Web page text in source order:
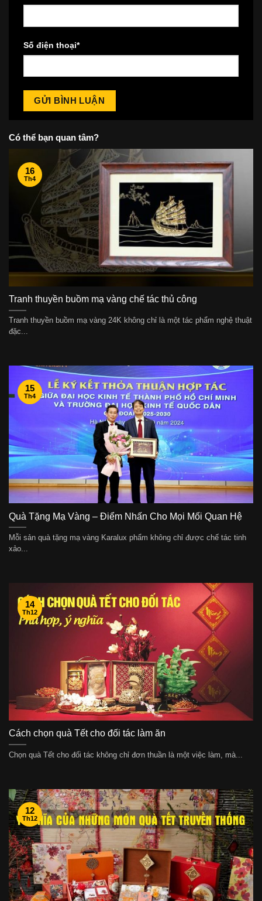
Số điện thoại*
Có thể bạn quan tâm?
Tranh thuyền buồm mạ vàng chế tác thủ công
Tranh thuyền buồm mạ vàng 24K không chỉ là một tác phẩm nghệ thuật
đặc...
16
Th4
Quà Tặng Mạ Vàng – Điểm Nhấn Cho Mọi Mối Quan Hệ
Mỗi sản quà tặng mạ vàng Karalux phẩm không chỉ được chế tác tinh
xảo...
15
Th4
Cách chọn quà Tết cho đối tác làm ăn
Chọn quà Tết cho đối tác không chỉ đơn thuần là một việc làm, mà...
14
Th12
12
Th12